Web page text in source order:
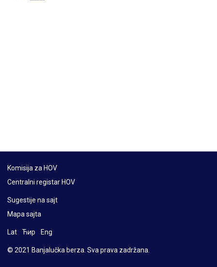
Komisija za HOV
Centralni registar HOV
Sugestije na sajt
Mapa sajta
Lat Ћир Eng
© 2021 Banjalučka berza. Sva prava zadržana.